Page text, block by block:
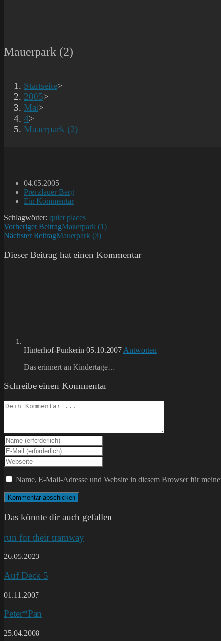
Mauerpark (2)
Startseite>
2005>
Mai>
4>
Mauerpark (2)
Beitrag
veröffentlicht:
04.05.2005
Beitrags-
Kategorie:
Prenzlauer Berg
Beitrags-
Ein Kommentar
Schlagwörter: quiet places
Weitere
Artikel
ansehen
Vorheriger BeitragMauerpark (1)
Nächster BeitragMauerpark (3)
Dieser Beitrag hat einen Kommentar
Hinterhof-Punkerin 05.10.2007 Antworten
Das erinnert an Kindertage…
Schreibe einen Kommentar
Kommentieren
Gib
deinen
Namen
oder
Benutzernamen
zum
Kommentieren
ein
Gib
deine
E-
Mail-
Adresse
zum
Kommentieren
Gib
deine
Website-
ein
(optional)
Name, E-Mail-Adresse und Website in diesem Browser für
Das könnte dir auch gefallen
run for their tramway
26.05.2023
Auf Deck 5
01.11.2007
Peter*Pan
25.04.2008